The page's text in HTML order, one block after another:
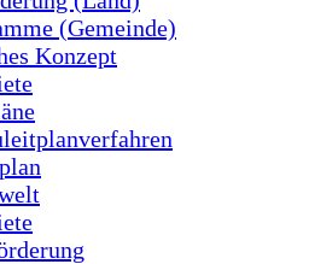
(Gemeinde)
Konzept